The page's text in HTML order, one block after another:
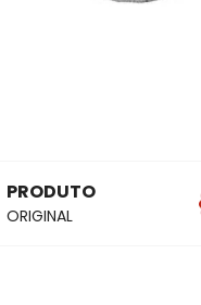
PRODUTO
ORIGINAL